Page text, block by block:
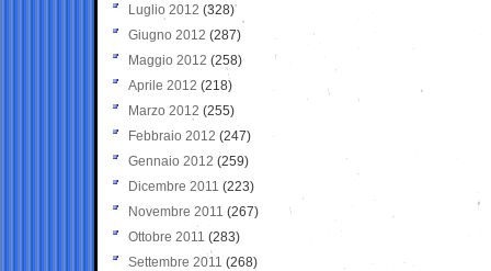
Luglio 2012 (328)
Giugno 2012 (287)
Maggio 2012 (258)
Aprile 2012 (218)
Marzo 2012 (255)
Febbraio 2012 (247)
Gennaio 2012 (259)
Dicembre 2011 (223)
Novembre 2011 (267)
Ottobre 2011 (283)
Settembre 2011 (268)